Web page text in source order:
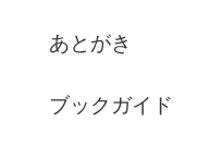
あとがき
ブックガイド